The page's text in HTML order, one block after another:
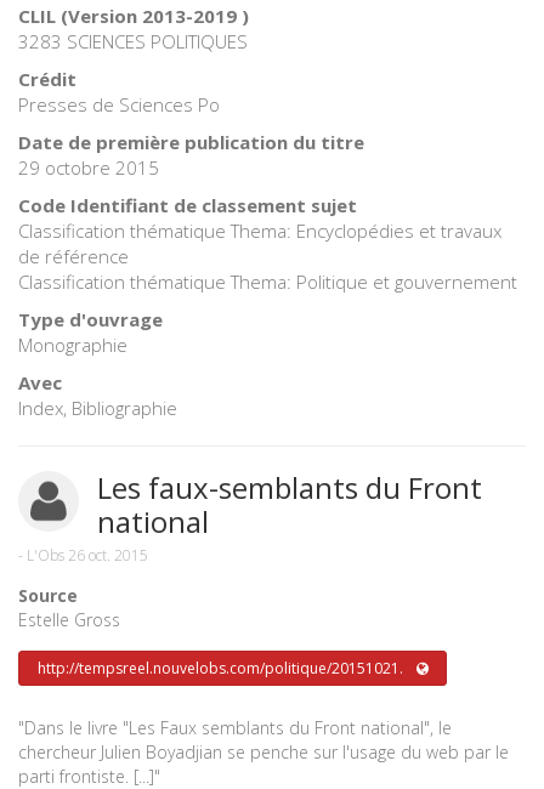
CLIL (Version 2013-2019 )
3283 SCIENCES POLITIQUES
Crédit
Presses de Sciences Po
Date de première publication du titre
29 octobre 2015
Code Identifiant de classement sujet
Classification thématique Thema: Encyclopédies et travaux
de référence
Classification thématique Thema: Politique et gouvernement
Type d'ouvrage
Monographie
Avec
Index, Bibliographie
Les faux-semblants du Front
national
- L'Obs 26 oct. 2015
Source
Estelle Gross
http://tempsreel.nouvelobs.com/politique/20151021.
"Dans le livre "Les Faux semblants du Front national", le
chercheur Julien Boyadjian se penche sur l'usage du web par le
parti frontiste. [...]"